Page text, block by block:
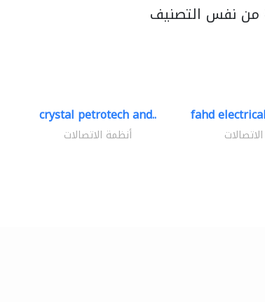
من نفس التصنيف
crystal petrotech and..
أنظمة الاتصالات
fahd